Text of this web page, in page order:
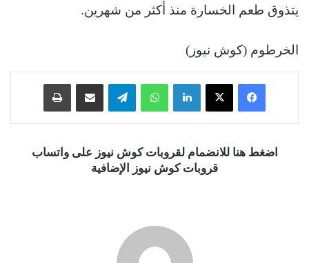
يتذوق طعم الخسارة منذ أكثر من شهرين.
الخرطوم (كوش نيوز)
فيسبوك ‫X لينكدإن واتساب تيلقرام
اضغط هنا للانضمام لقروبات كوش نيوز على واتساب
قروبات كوش نيوز الإضافية